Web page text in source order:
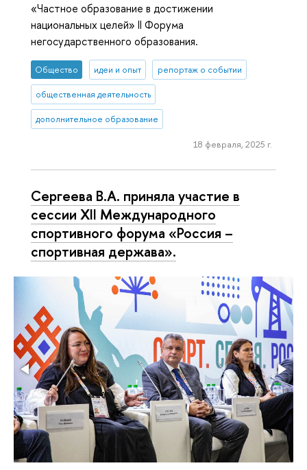
«Частное образование в достижении
национальных целей» II Форума
негосударственного образования.
Общество идеи и опыт репортаж о событии
общественная деятельность
дополнительное образование
18 февраля, 2025 г.
Сергеева В.А. приняла участие в
сессии XII Международного
спортивного форума «Россия –
спортивная держава».